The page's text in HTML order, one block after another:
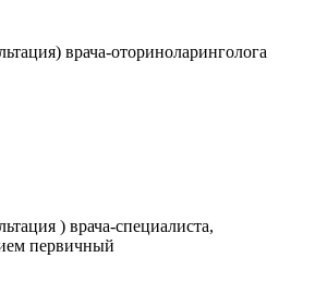
врача-оториноларинголога
) врача-специалиста,
первичный